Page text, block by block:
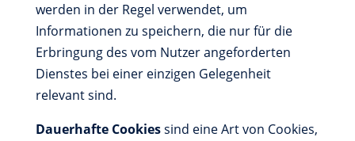
werden in der Regel verwendet, um
Informationen zu speichern, die nur für die
Erbringung des vom Nutzer angeforderten
Dienstes bei einer einzigen Gelegenheit
relevant sind.
Dauerhafte Cookiessind eine Art von Cookies,